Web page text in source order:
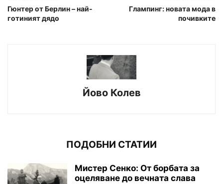
Гюнтер от Берлин – най-
готиният дядо
Глампинг: новата мода в
почивките
Йово Колев
ПОДОБНИ СТАТИИ
Мистер Сенко: От борбата за
оцеляване до вечната слава